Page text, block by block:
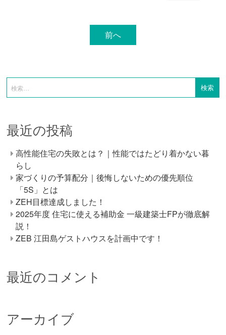
前へ
最近の投稿
高性能住宅の失敗とは？｜性能ではたどり着かない暮
らし
家づくりの予算配分｜後悔しないための優先順位
「5S」とは
ZEH目標達成しました！
2025年度 住宅に使える補助金 一級建築士FPが徹底解
説！
ZEB 江田島ゲストハウスを計画中です！
最近のコメント
アーカイブ